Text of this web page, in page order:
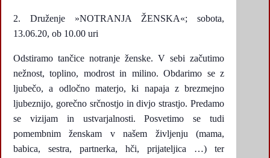
Druženje »NOTRANJA ŽENSKA«; sobota,
13.06.20, ob 10.00 uri
Odstiramo tančice notranje ženske. V sebi začutimo
nežnost, toplino, modrost in milino. Obdarimo se z
ljubečo, a odločno materjo, ki napaja z brezmejno
ljubeznijo, gorečno srčnostjo in divjo strastjo. Predamo
se vizijam in ustvarjalnosti. Posvetimo se tudi
pomembnim ženskam v našem življenju (mama,
babica, sestra, partnerka, hči, prijateljica …) ter